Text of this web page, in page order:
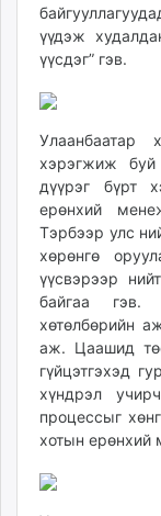
unuudur.mn
isee.mn
mglradio.com
fact.mn
shuum.mn
times.mn
tvmongolia.mn
mass.mn
unegui.mn
assa.mn
toim.mn
tac.mn
paparazzi.mn
unread.today
үүдэж
үүсдэг” гэв.
Улаанбаатар
хэрэгжиж буй
дүүрэг бүрт
ерөнхий
Тэрбээр улс
хөрөнгө
үүсвэрээр
байгаа гэв.
хөтөлбөрийн
аж. Цаашид
гүйцэтгэхэд
хүндрэл
процессыг
хотын ерөнхий